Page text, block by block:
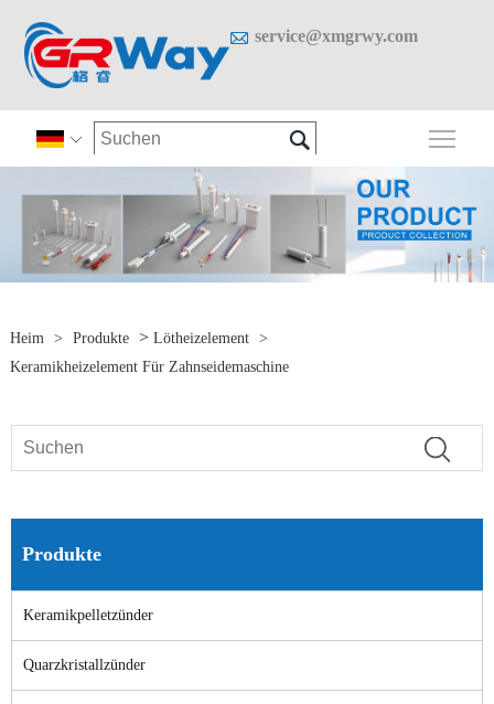
 service@xmgrwy.com
 
Heim > Produkte > Lötheizelement
>
Keramikheizelement Für Zahnseidemaschine
Produkte
Keramikpelletzünder
Quarzkristallzünder